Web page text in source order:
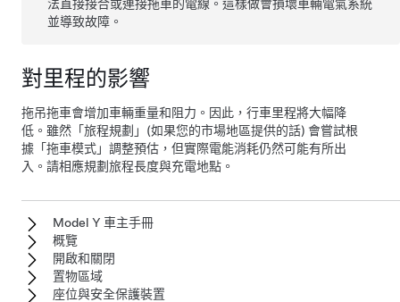
法直接接合或連接拖車的電線。這樣做會損壞車輛電氣系統
並導致故障。
對里程的影響
拖吊拖車會增加車輛重量和阻力。因此，行車里程將大幅降
低。雖然「旅程規劃」(如果您的市場地區提供的話) 會嘗試根
據「拖車模式」調整預估，但實際電能消耗仍然可能有所出
入。請相應規劃旅程長度與充電地點。
Model Y 車主手冊
概覽
開啟和關閉
置物區域
座位與安全保護裝置